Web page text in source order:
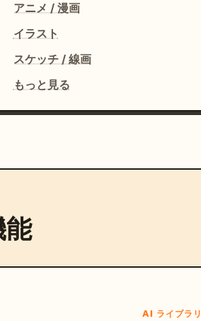
アニメ / 漫画
イラスト
スケッチ / 線画
もっと見る
AI ライブラリ